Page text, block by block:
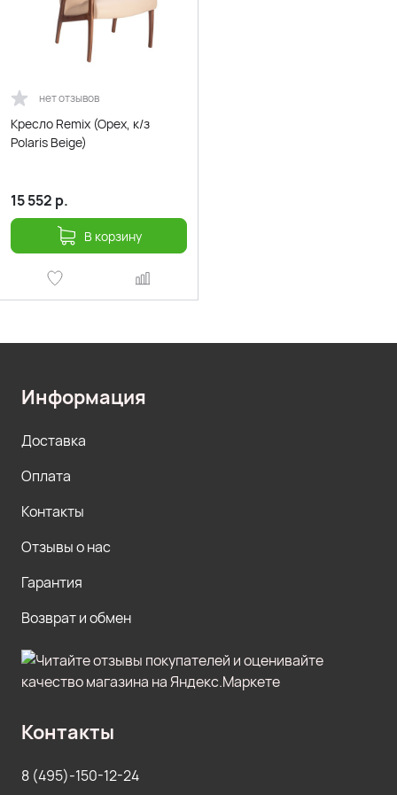
нет отзывов
Кресло Remix (Орех, к/з
Polaris Beige)
15 552 р.
В корзину
Информация
Доставка
Оплата
Контакты
Отзывы о нас
Гарантия
Возврат и обмен
Контакты
8 (495)-150-12-24